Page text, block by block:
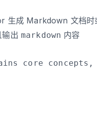
生成 Markdown 文档时
出 markdown 内容